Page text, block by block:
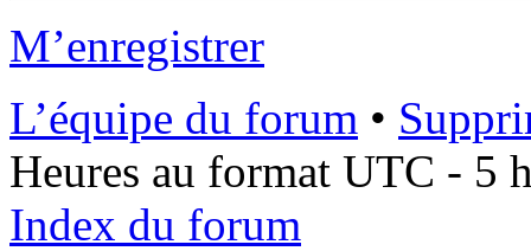
M’enregistrer
L’équipe du forum •
Heures au format UTC - 5
Index du forum